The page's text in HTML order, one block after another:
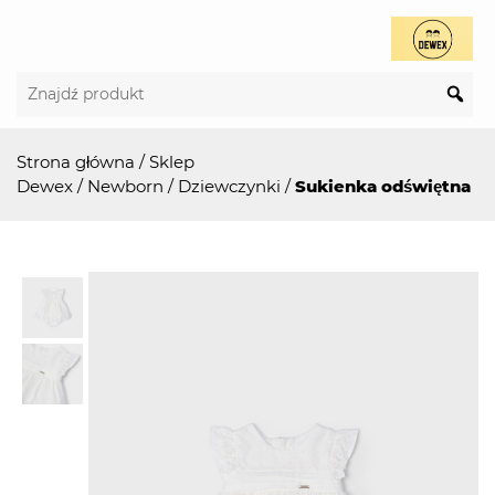
Strona główna /Sklep
Dewex / Newborn / Dziewczynki /Sukienka odświętna